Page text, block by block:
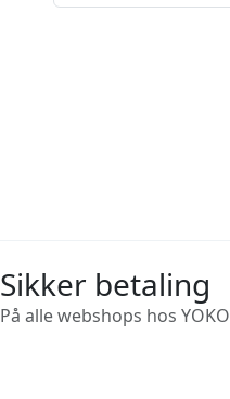
Sikker betaling
På alle webshops hos YOKO